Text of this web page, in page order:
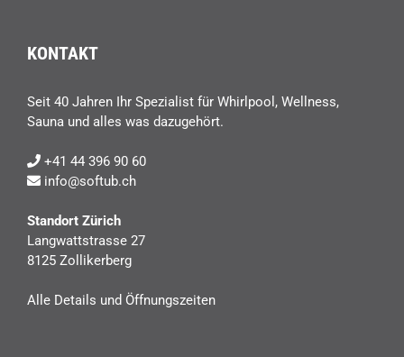
KONTAKT
Seit 40 Jahren Ihr Spezialist für Whirlpool, Wellness,
Sauna und alles was dazugehört.
+41 44 396 90 60
info@softub.ch
Standort Zürich
Langwattstrasse 27
8125 Zollikerberg
Alle Details und Öffnungszeiten